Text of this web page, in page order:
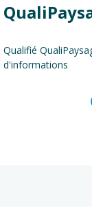
Qualifié
d'informations